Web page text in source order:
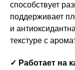
способствует
поддерживает
и
текстуре с
✓ Работает на